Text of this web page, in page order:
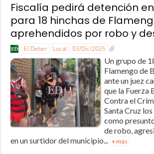
Fiscalía pedirá detención
para 18 hinchas de
aprehendidos por robo y
El Deber Local 03/Dic/2025
Un grupo de
Flamengo de
ante un juez
que la Fuerza
Contra el
Santa Cruz
como
de robo,
en un surtidor del municipio... + más